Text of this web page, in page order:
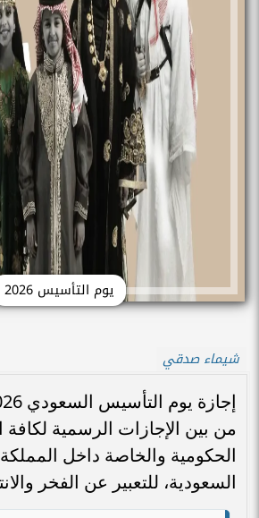
يوم التأسيس 2026
شيماء صدقي
من بين الإجازات الرسمية
الحكومية والخاصة داخل المملكة
السعودية، للتعبير عن الفخر